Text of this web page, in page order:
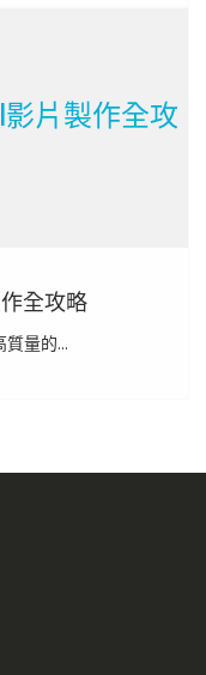
片製作全攻
全攻略
量的...